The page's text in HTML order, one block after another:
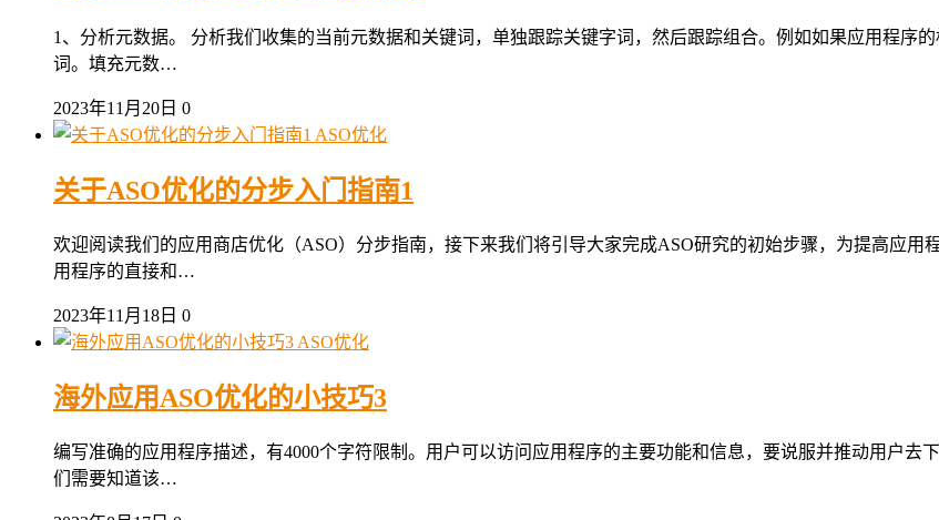
1、分析元数据。 分析我们收集的当前元数据和关键词，单独跟踪关键字词，然后跟踪组合。例如如果应用程序
词。填充元数…
2023年11月20日 0
ASO优化
关于ASO优化的分步入门指南1
欢迎阅读我们的应用商店优化（ASO）分步指南，接下来我们将引导大家完成ASO研究的初始步骤，为提高应
用程序的直接和…
2023年11月18日 0
ASO优化
海外应用ASO优化的小技巧3
编写准确的应用程序描述，有4000个字符限制。用户可以访问应用程序的主要功能和信息，要说服并推动用户
们需要知道该…